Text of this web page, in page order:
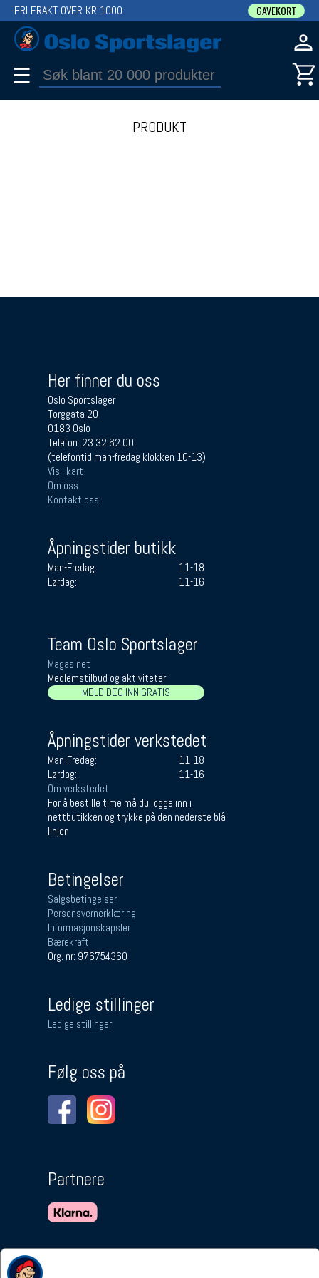
FRI FRAKT OVER KR 1000 GAVEKORT
☰
PRODUKT
Her finner du oss
Oslo Sportslager
Torggata 20
0183 Oslo
Telefon: 23 32 62 00
(telefontid man-fredag klokken 10-13)
Vis i kart
Om oss
Kontakt oss
Åpningstider butikk
Man-Fredag:
11-18
Lørdag:
11-16
Team Oslo Sportslager
Magasinet
Medlemstilbud og aktiviteter
MELD DEG INN GRATIS
Åpningstider verkstedet
Man-Fredag:
11-18
Lørdag:
11-16
Om verkstedet
For å bestille time må du logge inn i
nettbutikken og trykke på den nederste blå
linjen
Betingelser
Salgsbetingelser
Personsvernerklæring
Informasjonskapsler
Bærekraft
Org. nr: 976754360
Ledige stillinger
Ledige stillinger
Følg oss på
Partnere